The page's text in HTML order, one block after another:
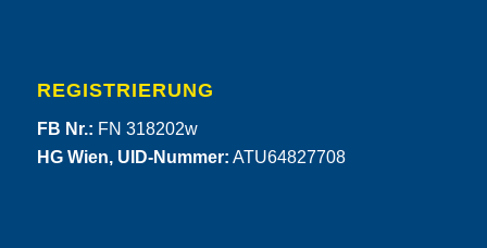
REGISTRIERUNG
FB Nr.: FN 318202w
HG Wien, UID-Nummer: ATU64827708